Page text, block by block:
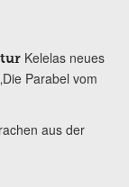
Kelelas neues
Parabel vom
aus der